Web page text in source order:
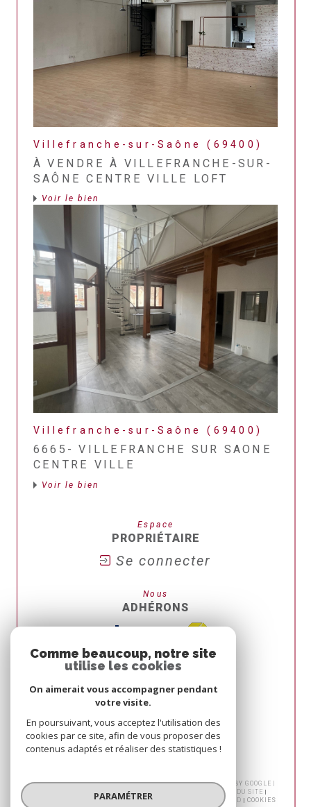
Villefranche-sur-Saône (69400)
À VENDRE À VILLEFRANCHE-SUR-
SAÔNE CENTRE VILLE LOFT
Voir le bien
Villefranche-sur-Saône (69400)
6665- VILLEFRANCHE SUR SAONE
CENTRE VILLE
Voir le bien
Espace
PROPRIÉTAIRE
Se connecter
Nous
ADHÉRONS
© 2026 | TOUS DROITS RÉSERVÉS | TRADUCTION POWERED BY GOOGLE |
HONORAIRES TRANSACTION
PLAN DU SITE
MENTIONS LÉGALES
ADMIN NOS LIENS POLITIQUE RGPD COOKIES
Comme beaucoup, notre site
utilise les cookies
On aimerait vous accompagner pendant
votre visite.
En poursuivant, vous acceptez l'utilisation des
cookies par ce site, afin de vous proposer des
contenus adaptés et réaliser des statistiques !
PARAMÉTRER